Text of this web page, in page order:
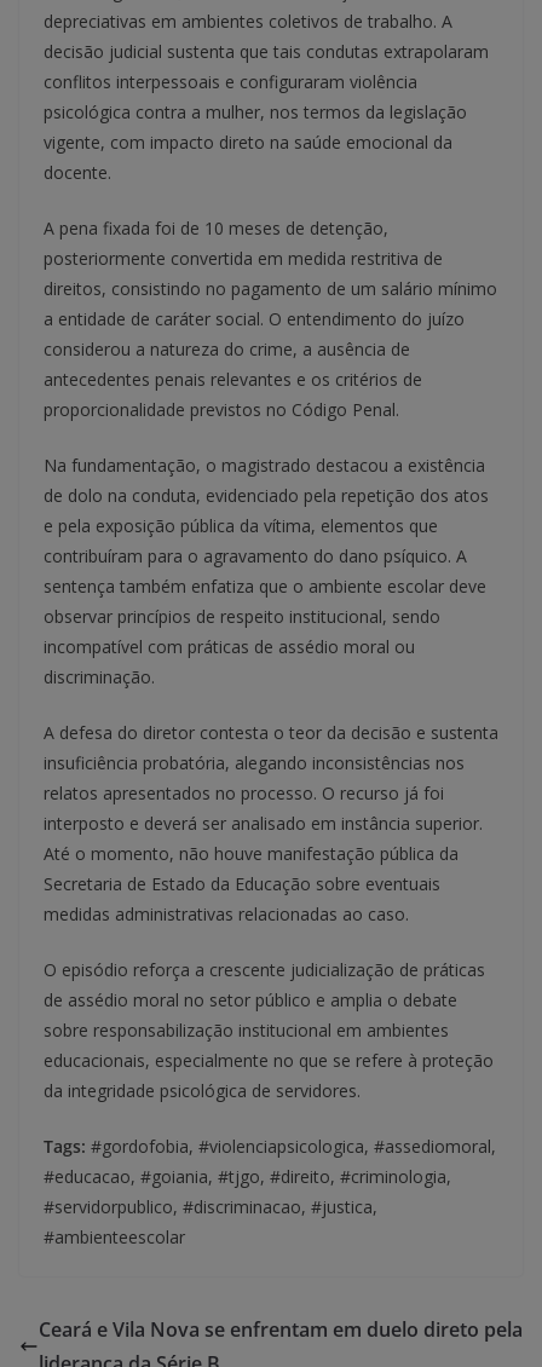
depreciativas em ambientes coletivos de trabalho. A
decisão judicial sustenta que tais condutas extrapolaram
conflitos interpessoais e configuraram violência
psicológica contra a mulher, nos termos da legislação
vigente, com impacto direto na saúde emocional da
docente.
A pena fixada foi de 10 meses de detenção,
posteriormente convertida em medida restritiva de
direitos, consistindo no pagamento de um salário mínimo
a entidade de caráter social. O entendimento do juízo
considerou a natureza do crime, a ausência de
antecedentes penais relevantes e os critérios de
proporcionalidade previstos no Código Penal.
Na fundamentação, o magistrado destacou a existência
de dolo na conduta, evidenciado pela repetição dos atos
e pela exposição pública da vítima, elementos que
contribuíram para o agravamento do dano psíquico. A
sentença também enfatiza que o ambiente escolar deve
observar princípios de respeito institucional, sendo
incompatível com práticas de assédio moral ou
discriminação.
A defesa do diretor contesta o teor da decisão e sustenta
insuficiência probatória, alegando inconsistências nos
relatos apresentados no processo. O recurso já foi
interposto e deverá ser analisado em instância superior.
Até o momento, não houve manifestação pública da
Secretaria de Estado da Educação sobre eventuais
medidas administrativas relacionadas ao caso.
O episódio reforça a crescente judicialização de práticas
de assédio moral no setor público e amplia o debate
sobre responsabilização institucional em ambientes
educacionais, especialmente no que se refere à proteção
da integridade psicológica de servidores.
Tags: #gordofobia, #violenciapsicologica, #assediomoral,
#educacao, #goiania, #tjgo, #direito, #criminologia,
#servidorpublico, #discriminacao, #justica,
#ambienteescolar
Ceará e Vila Nova se enfrentam em duelo direto pela